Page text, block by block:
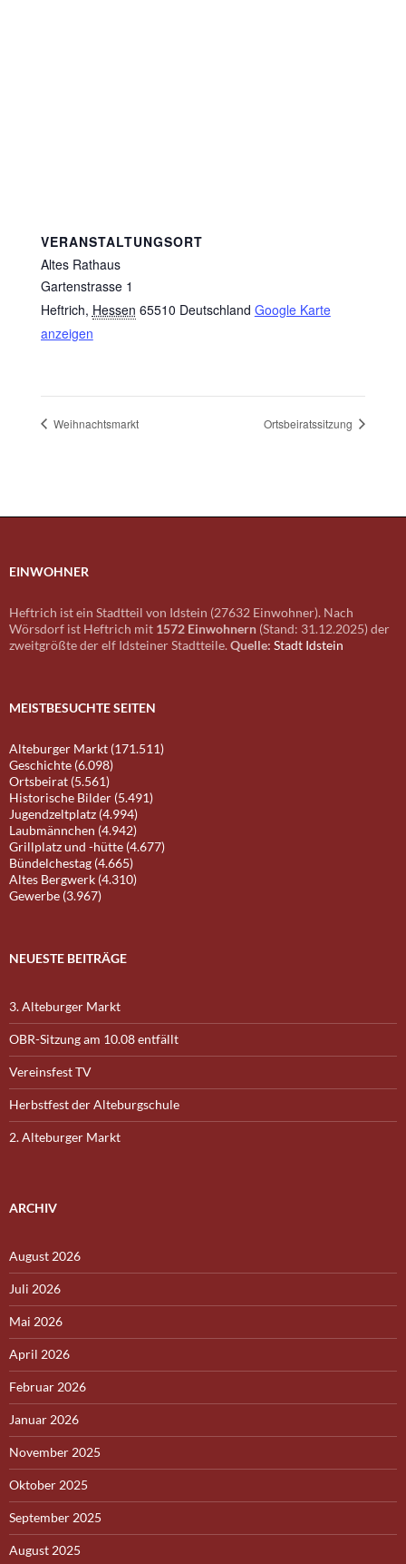
VERANSTALTUNGSORT
Altes Rathaus
Gartenstrasse 1
Heftrich, Hessen 65510 Deutschland Google Karte
anzeigen
Weihnachtsmarkt Ortsbeiratssitzung
EINWOHNER
Heftrich ist ein Stadtteil von Idstein (27632 Einwohner). Nach
Wörsdorf ist Heftrich mit 1572 Einwohnern (Stand: 31.12.2025) der
zweitgrößte der elf Idsteiner Stadtteile.Quelle: Stadt Idstein
MEISTBESUCHTE SEITEN
Alteburger Markt (171.511)
Geschichte (6.098)
Ortsbeirat (5.561)
Historische Bilder (5.491)
Jugendzeltplatz (4.994)
Laubmännchen (4.942)
Grillplatz und -hütte (4.677)
Bündelchestag (4.665)
Altes Bergwerk (4.310)
Gewerbe (3.967)
NEUESTE BEITRÄGE
3. Alteburger Markt
OBR-Sitzung am 10.08 entfällt
Vereinsfest TV
Herbstfest der Alteburgschule
2. Alteburger Markt
ARCHIV
August 2026
Juli 2026
Mai 2026
April 2026
Februar 2026
Januar 2026
November 2025
Oktober 2025
September 2025
August 2025